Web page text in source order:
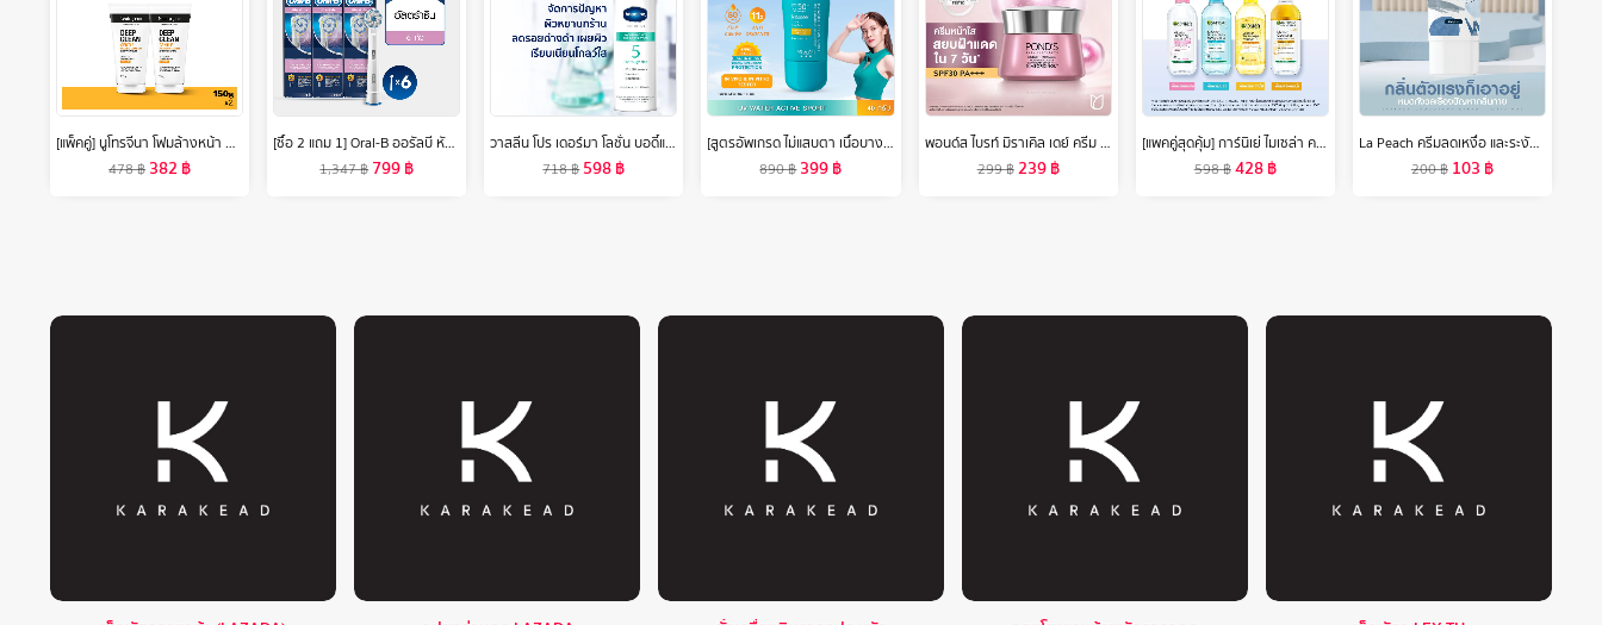
[แพ็คคู่] นูโทรจีนา โฟมล้างหน้า ดีพ คลีน เจนเทิล โฟมมิ่ง คลีนเซอร์ 150 ก. x 2 Neutrogena Deep Clean Gentle Foaming Cleanser 150 g. x 2, โฟมล้างหน้า วิปโฟมอะมิโน, 8% Amino Acid, ทำความสะอาดล้ำลึก, อ่อนโยน ไม่ทำร้ายปราการผิว ไม่แห้งตึง
478฿ 382฿
[ซื้อ 2 แถม 1] Oral-B ออรัลบี หัวแปรงสีฟันไฟฟ้า อัลตร้าธิน ขนแปรงนุ่ม 2 ชิ้น x3 Brush Head Refills Ultrathin Bristles Gum Care 2 refills x3
1,347฿ 799฿
วาสลีน โปร เดอร์มา โลชั่น บอดี้แอมพูล เข้มข้นเหมือนเซรั่มผิวหน้า 250 มล. Vaseline Proderma Body Lotion 250 ml.
718฿ 598฿
[สูตรอัพเกรด ไม่แสบตา เนื้อบางเบา] MizuMi UV Water Active Sport 40g กันแดดรุ่นสปอร์ต กันน้ำ คุมมัน กันเหงื่อ
890฿399฿
พอนด์ส ไบรท์ มิราเคิล เดย์ ครีม spf30 ไนอาซอร์ซินอล 45 ก. ( cream , ครีมบำรุงหน้า , ครีมทาหน้า , มอยเจอร์ไรเซอร์ )
299฿239฿
[แพคคู่สุดคุ้ม] การ์นิเย่ ไมเซล่า คลีนซิ่ง วอเตอร์ วิตามินซี 400มลx2 GARNIER MICELLAR CLEANSING WATER VITAMIN C 400MLx2
598฿428฿
La Peach ครีมลดเหงื่อ และระงับกลิ่นกาย กลิ่น Original LaPeach ลาพีช
200฿ 103 ฿